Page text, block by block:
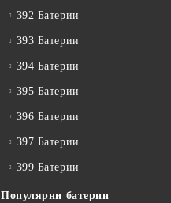
392 Батерии
393 Батерии
394 Батерии
395 Батерии
396 Батерии
397 Батерии
399 Батерии
Популярни батерии